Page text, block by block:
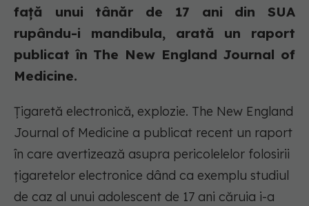
față unui tânăr de 17 ani din SUA
rupându-i mandibula, arată un raport
publicat în The New England Journal of
Medicine.
Țigaretă electronică, explozie. The New England
Journal of Medicine a publicat recent un raport
în care avertizează asupra pericolelelor folosirii
țigaretelor electronice dând ca exemplu studiul
de caz al unui adolescent de 17 ani căruia i-a